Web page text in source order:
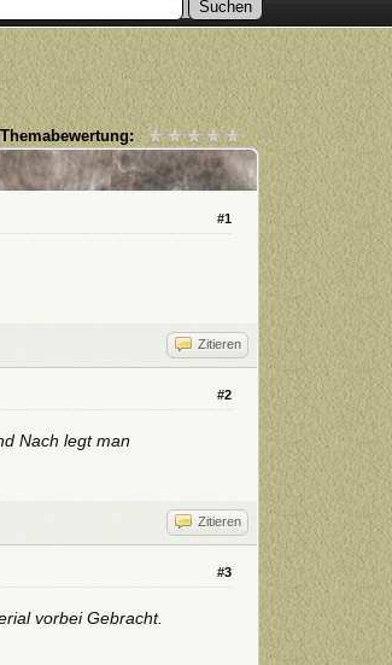
Themabewertung:
#1
Zitieren
#2
Nach legt man
Zitieren
#3
vorbei Gebracht.